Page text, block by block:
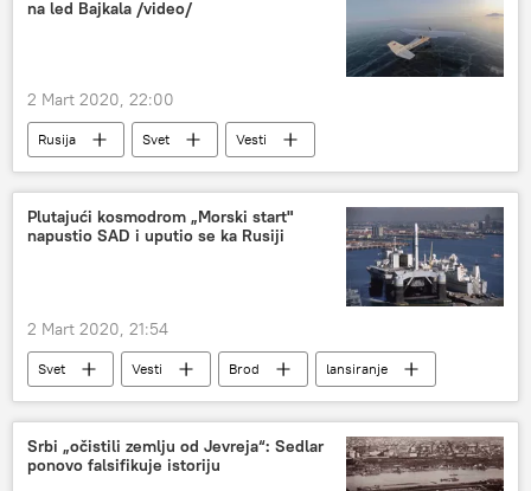
na led Bajkala /video/
2 Mart 2020, 22:00
Rusija Svet
Vesti
Bajkalsko jezero
Bajkal
Plutajući kosmodrom „Morski start"
napustio SAD i uputio se ka Rusiji
2 Mart 2020, 21:54
Svet Vesti Brod
lansiranje
platforma
Slavjansk
Srbi „očistili zemlju od Jevreja“: Sedlar
ponovo falsifikuje istoriju